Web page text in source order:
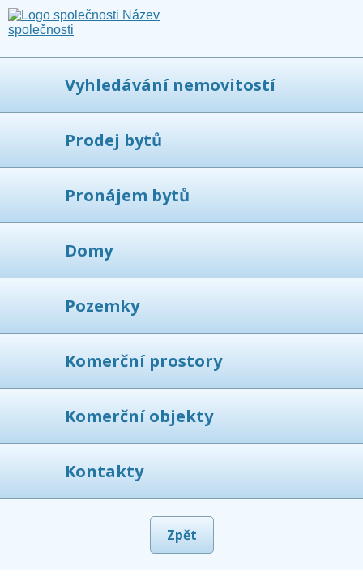
Vyhledávání nemovitostí
Prodej bytů
Pronájem bytů
Domy
Pozemky
Komerční prostory
Komerční objekty
Kontakty
Zpět